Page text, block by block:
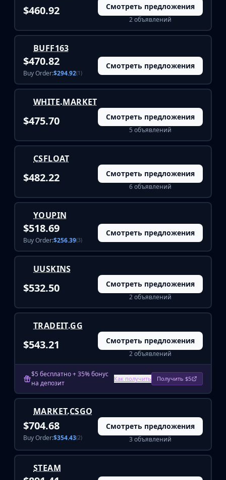
For You
Investing
Safe Trading
Live Deals
Markets
Compare
Community
Cases
Collections
All collections
All markets
CS.Money
CSFloat
Skinport
DMarket
Skinbaron
Skinswap
Waxpeer
Haloskins
Market.CSGO
iTradeGG
Skinplace
SkinVault
$460.92 Смотреть предложения
2 объявлений
BUFF163
$470.82
Buy Order:$294.92(1)
Смотреть предложения
WHITE.MARKET
$475.70 Смотреть предложения
5 объявлений
CSFLOAT
$482.22 Смотреть предложения
6 объявлений
YOUPIN
$518.69
Buy Order:$256.39(3)
Смотреть предложения
UUSKINS
$532.50 Смотреть предложения
2 объявлений
TRADEIT.GG
$543.21 Смотреть предложения
2 объявлений
$5 бесплатно + 35% бонус
на депозит
Как получить Получить $5
MARKET.CSGO
$704.68
Buy Order:$354.43(2)
Смотреть предложения
3 объявлений
STEAM